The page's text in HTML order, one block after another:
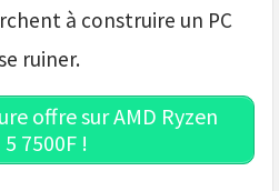
à construire un PC
ruiner.
offre sur AMD Ryzen
5 7500F !